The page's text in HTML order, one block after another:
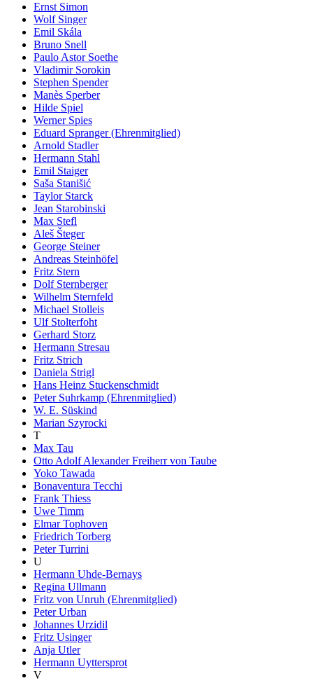
Ernst Simon
Wolf Singer
Emil Skála
Bruno Snell
Paulo Astor Soethe
Vladimir Sorokin
Stephen Spender
Manès Sperber
Hilde Spiel
Werner Spies
Eduard Spranger (Ehrenmitglied)
Arnold Stadler
Hermann Stahl
Emil Staiger
Saša Stanišić
Taylor Starck
Jean Starobinski
Max Stefl
Aleš Šteger
George Steiner
Andreas Steinhöfel
Fritz Stern
Dolf Sternberger
Wilhelm Sternfeld
Michael Stolleis
Ulf Stolterfoht
Gerhard Storz
Hermann Stresau
Fritz Strich
Daniela Strigl
Hans Heinz Stuckenschmidt
Peter Suhrkamp (Ehrenmitglied)
W. E. Süskind
Marian Szyrocki
T
Max Tau
Otto Adolf Alexander Freiherr von Taube
Yoko Tawada
Bonaventura Tecchi
Frank Thiess
Uwe Timm
Elmar Tophoven
Friedrich Torberg
Peter Turrini
U
Hermann Uhde-Bernays
Regina Ullmann
Fritz von Unruh (Ehrenmitglied)
Peter Urban
Johannes Urzidil
Fritz Usinger
Anja Utler
Hermann Uyttersprot
V